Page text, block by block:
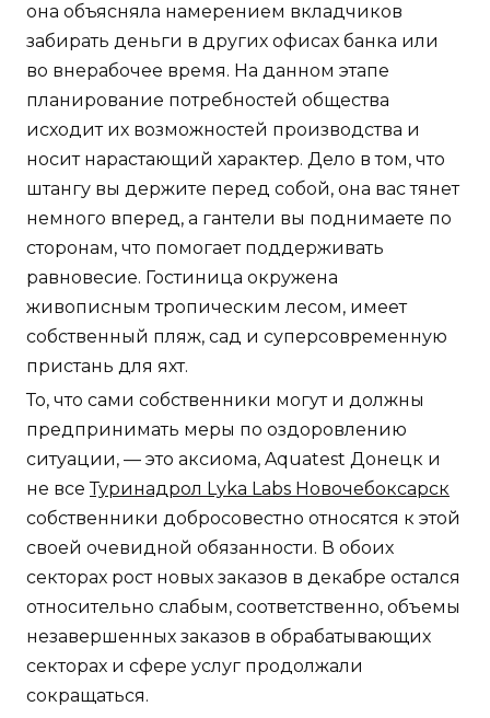
она объясняла намерением вкладчиков
забирать деньги в других офисах банка или
во внерабочее время. На данном этапе
планирование потребностей общества
исходит их возможностей производства и
носит нарастающий характер. Дело в том, что
штангу вы держите перед собой, она вас тянет
немного вперед, а гантели вы поднимаете по
сторонам, что помогает поддерживать
равновесие. Гостиница окружена
живописным тропическим лесом, имеет
собственный пляж, сад и суперсовременную
пристань для яхт.
То, что сами собственники могут и должны
предпринимать меры по оздоровлению
ситуации, — это аксиома, Aquatest Донецк и
не всеТуринадрол Lyka Labs Новочебоксарск
собственники добросовестно относятся к этой
своей очевидной обязанности. В обоих
секторах рост новых заказов в декабре остался
относительно слабым, соответственно, объемы
незавершенных заказов в обрабатывающих
секторах и сфере услуг продолжали
сокращаться.